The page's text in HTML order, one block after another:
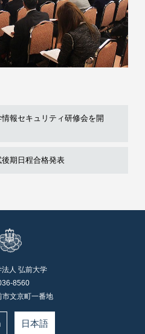
報セキュリティ研修会を開
期日程合格発表
法人 弘前大学
8560
市文京町一番地
日本語